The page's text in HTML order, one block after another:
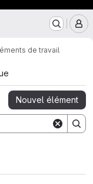
de travail
Actions
Nouvel élément